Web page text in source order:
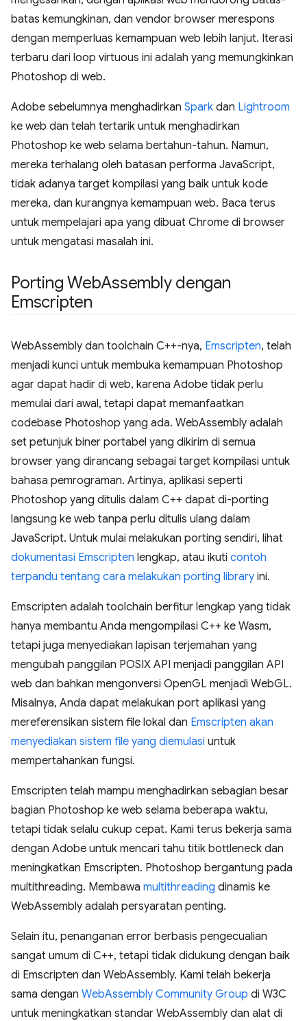
batas kemungkinan, dan vendor browser merespons
dengan memperluas kemampuan web lebih lanjut. Iterasi
terbaru dari loop virtuous ini adalah yang memungkinkan
Photoshop di web.
Adobe sebelumnya menghadirkan Spark dan Lightroom
ke web dan telah tertarik untuk menghadirkan
Photoshop ke web selama bertahun-tahun. Namun,
mereka terhalang oleh batasan performa JavaScript,
tidak adanya target kompilasi yang baik untuk kode
mereka, dan kurangnya kemampuan web. Baca terus
untuk mempelajari apa yang dibuat Chrome di browser
untuk mengatasi masalah ini.
Porting WebAssembly dengan
Emscripten
WebAssembly dan toolchain C++-nya, Emscripten, telah
menjadi kunci untuk membuka kemampuan Photoshop
agar dapat hadir di web, karena Adobe tidak perlu
memulai dari awal, tetapi dapat memanfaatkan
codebase Photoshop yang ada. WebAssembly adalah
set petunjuk biner portabel yang dikirim di semua
browser yang dirancang sebagai target kompilasi untuk
bahasa pemrograman. Artinya, aplikasi seperti
Photoshop yang ditulis dalam C++ dapat di-porting
langsung ke web tanpa perlu ditulis ulang dalam
JavaScript. Untuk mulai melakukan porting sendiri, lihat
dokumentasi Emscripten lengkap, atau ikuti contoh
terpandu tentang cara melakukan porting library ini.
Emscripten adalah toolchain berfitur lengkap yang tidak
hanya membantu Anda mengompilasi C++ ke Wasm,
tetapi juga menyediakan lapisan terjemahan yang
mengubah panggilan POSIX API menjadi panggilan API
web dan bahkan mengonversi OpenGL menjadi WebGL.
Misalnya, Anda dapat melakukan port aplikasi yang
mereferensikan sistem file lokal dan Emscripten akan
menyediakan sistem file yang diemulasi untuk
mempertahankan fungsi.
Emscripten telah mampu menghadirkan sebagian besar
bagian Photoshop ke web selama beberapa waktu,
tetapi tidak selalu cukup cepat. Kami terus bekerja sama
dengan Adobe untuk mencari tahu titik bottleneck dan
meningkatkan Emscripten. Photoshop bergantung pada
multithreading. Membawa multithreading dinamis ke
WebAssembly adalah persyaratan penting.
Selain itu, penanganan error berbasis pengecualian
sangat umum di C++, tetapi tidak didukung dengan baik
di Emscripten dan WebAssembly. Kami telah bekerja
sama dengan WebAssembly Community Group di W3C
untuk meningkatkan standar WebAssembly dan alat di